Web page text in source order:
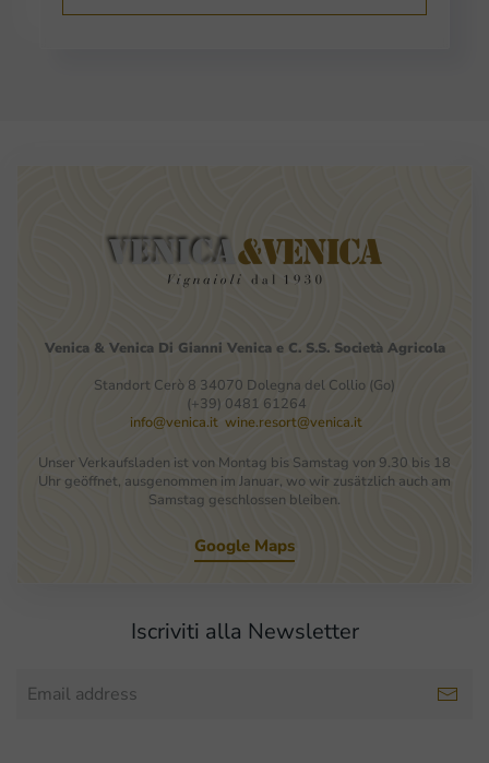
Venica & Venica Di Gianni Venica e C. S.S. Società Agricola
Standort Cerò 8 34070 Dolegna del Collio (Go)
(+39) 0481 61264
info@venica.it wine.resort@venica.it
Unser Verkaufsladen ist von Montag bis Samstag von 9.30 bis 18
Uhr geöffnet, ausgenommen im Januar, wo wir zusätzlich auch am
Samstag geschlossen bleiben.
Google Maps
Iscriviti alla Newsletter